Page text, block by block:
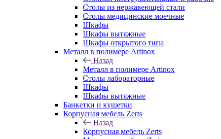
Столы из нержавеющей стали
Столы медицинские моечные
Шкафы
Шкафы вытяжные
Шкафы открытого типа
Металл в полимере Artinox
Назад
Металл в полимере Artinox
Столы лабораторные
Шкафы
Шкафы вытяжные
Банкетки и кушетки
Корпусная мебель Zerts
Назад
Корпусная мебель Zerts